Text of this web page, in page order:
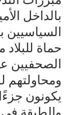
بالداخل
حماة
الصحفيين
ومحاولتهم
يكونون